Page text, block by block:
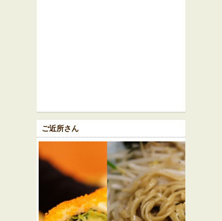
ご近所さん